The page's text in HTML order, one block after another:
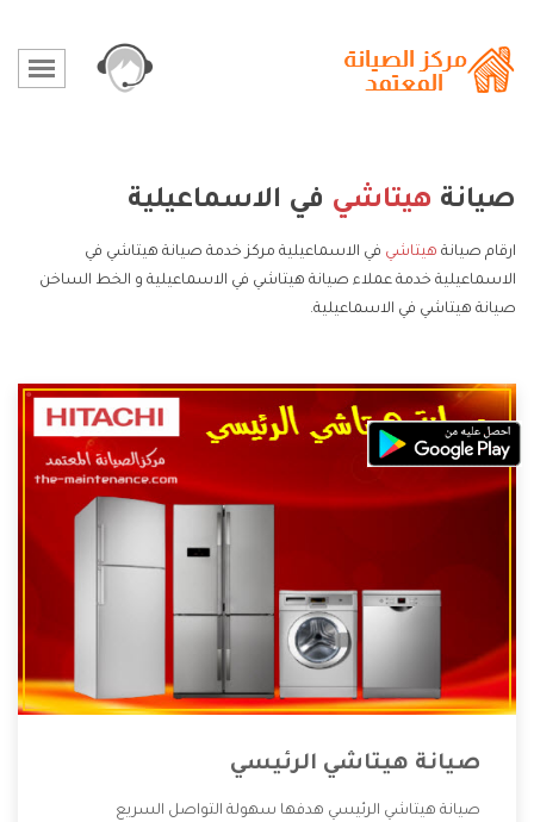
صيانة هيتاشي في الاسماعيلية
ارقام صيانة هيتاشي في الاسماعيلية مركز خدمة صيانة هيتاشي في
الاسماعيلية خدمة عملاء صيانة هيتاشي في الاسماعيلية و الخط الساخن
صيانة هيتاشي في الاسماعيلية.
صيانة هيتاشي الرئيسي
صيانة هيتاشي الرئيسي هدفها سهولة التواصل السريع